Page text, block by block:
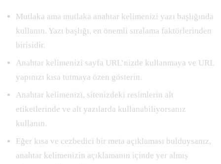
Mutlaka ama mutlaka anahtar kelimenizi yazı başlığında
kullanın. Yazı başlığı, en önemli sıralama faktörlerinden
birisidir.
Anahtar kelimenizi sayfa URL’nizde kullanmaya ve URL
yapınızı kısa tutmaya özen gösterin.
Anahtar kelimenizi, sitenizdeki resimlerin alt
etiketlerinde ve alt yazılarda kullanabiliyorsanız
kullanın.
Eğer kısa ve cezbedici bir meta açıklaması bulduysanız,
anahtar kelimenizin açıklamanın içinde yer almış